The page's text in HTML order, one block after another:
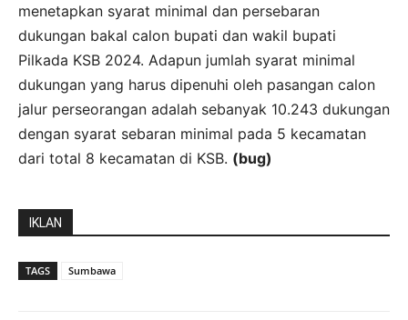
menetapkan syarat minimal dan persebaran
dukungan bakal calon bupati dan wakil bupati
Pilkada KSB 2024. Adapun jumlah syarat minimal
dukungan yang harus dipenuhi oleh pasangan calon
jalur perseorangan adalah sebanyak 10.243 dukungan
dengan syarat sebaran minimal pada 5 kecamatan
dari total 8 kecamatan di KSB. (bug)
IKLAN
TAGS Sumbawa